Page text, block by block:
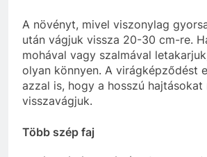
A növényt, mivel viszonylag
után vágjuk vissza 20-30 cm-re.
mohával vagy szalmával
olyan könnyen. A virágképződést
azzal is, hogy a hosszú hajtásokat
visszavágjuk.
Több szép faj